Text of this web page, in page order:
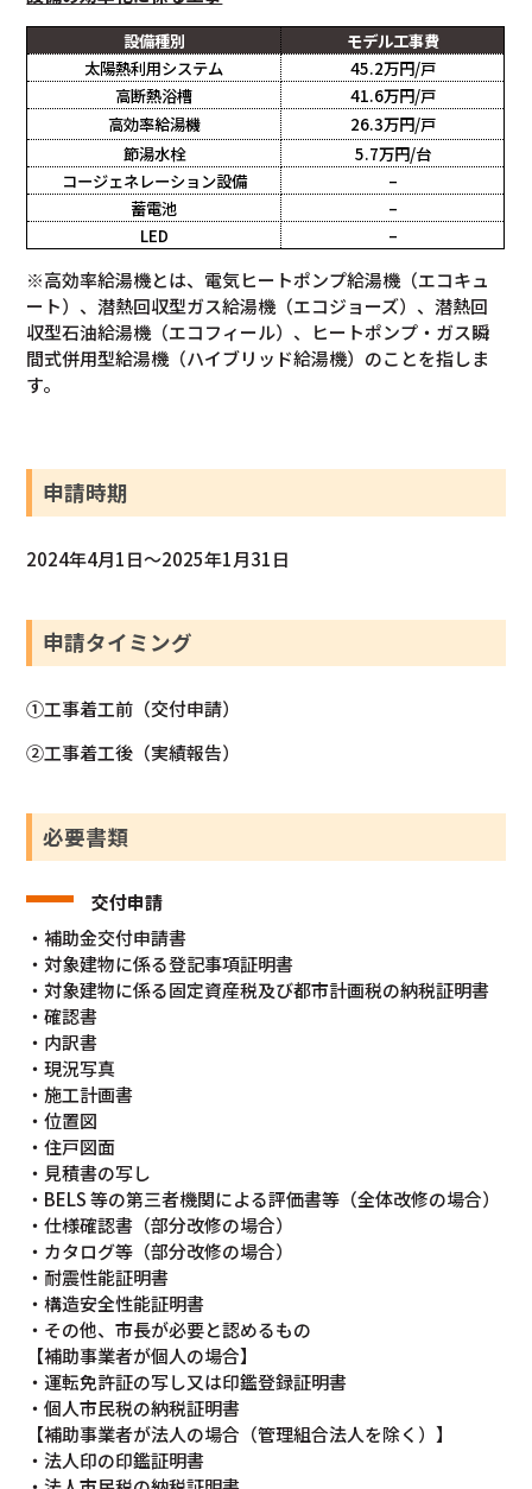
設備種別
モデル工事費
太陽熱利用システム
45.2万円/戸
高断熱浴槽
41.6万円/戸
高効率給湯機
26.3万円/戸
節湯水栓
5.7万円/台
コージェネレーション設備
–
蓄電池
–
LED
–
※高効率給湯機とは、電気ヒートポンプ給湯機（エコキュ
ート）、潜熱回収型ガス給湯機（エコジョーズ）、潜熱回
収型石油給湯機（エコフィール）、ヒートポンプ・ガス瞬
間式併用型給湯機（ハイブリッド給湯機）のことを指しま
す。
申請時期
2024年4月1日～2025年1月31日
申請タイミング
①工事着工前（交付申請）
②工事着工後（実績報告）
必要書類
交付申請
・補助金交付申請書
・対象建物に係る登記事項証明書
・対象建物に係る固定資産税及び都市計画税の納税証明書
・確認書
・内訳書
・現況写真
・施工計画書
・位置図
・住戸図面
・見積書の写し
・BELS 等の第三者機関による評価書等（全体改修の場合）
・仕様確認書（部分改修の場合）
・カタログ等（部分改修の場合）
・耐震性能証明書
・構造安全性能証明書
・その他、市長が必要と認めるもの
【補助事業者が個人の場合】
・運転免許証の写し又は印鑑登録証明書
・個人市民税の納税証明書
【補助事業者が法人の場合（管理組合法人を除く）】
・法人印の印鑑証明書